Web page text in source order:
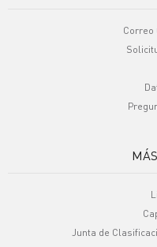
Correo
Junta de